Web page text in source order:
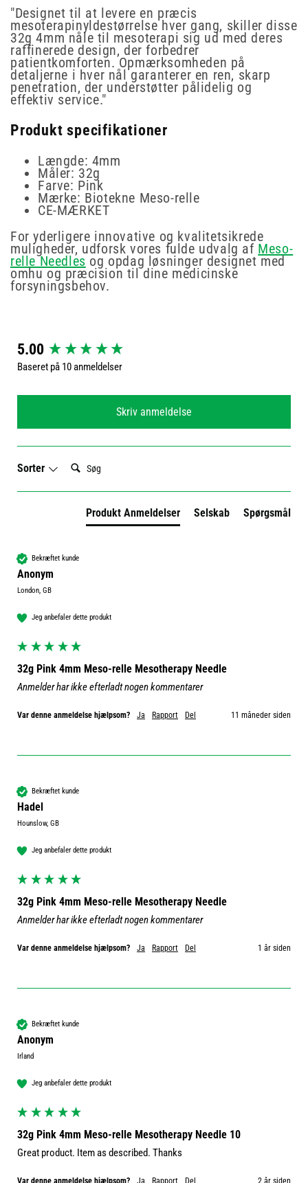
"Designet til at levere en præcis
mesoterapinyldestørrelse hver gang, skiller disse
32g 4mm nåle til mesoterapi sig ud med deres
raffinerede design, der forbedrer
patientkomforten. Opmærksomheden på
detaljerne i hver nål garanterer en ren, skarp
penetration, der understøtter pålidelig og
effektiv service."
Produkt specifikationer
Længde: 4mm
Måler: 32g
Farve: Pink
Mærke: Biotekne Meso-relle
CE-MÆRKET
For yderligere innovative og kvalitetsikrede
muligheder, udforsk vores fulde udvalg af Meso-
relle Needles og opdag løsninger designet med
omhu og præcision til dine medicinske
forsyningsbehov.
5.00
Baseret på 10 anmeldelser
Skriv anmeldelse
Sorter
Produkt Anmeldelser Selskab Spørgsmål
Bekræftet kunde
Anonym
London, GB
Jeg anbefaler dette produkt
32g Pink 4mm Meso-relle Mesotherapy Needle
Anmelder har ikke efterladt nogen kommentarer
Var denne anmeldelse hjælpsom? Ja Rapport Del 11 måneder siden
Bekræftet kunde
Hadel
Hounslow, GB
Jeg anbefaler dette produkt
32g Pink 4mm Meso-relle Mesotherapy Needle
Anmelder har ikke efterladt nogen kommentarer
Var denne anmeldelse hjælpsom? Ja Rapport Del 1 år siden
Bekræftet kunde
Anonym
Irland
Jeg anbefaler dette produkt
32g Pink 4mm Meso-relle Mesotherapy Needle 10
Great product. Item as described. Thanks
Var denne anmeldelse hjælpsom? Ja Rapport Del 2 år siden
New content loaded